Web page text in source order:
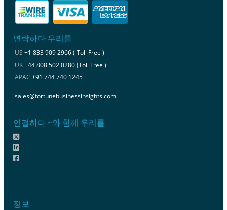
연락하다 우리를
US +1 833 909 2966 ( Toll Free )
UK+44 808 502 0280 (Toll Free )
APAC +91 744 740 1245
sales@fortunebusinessinsights.com
연결하다 ~와 함께 우리를
정보